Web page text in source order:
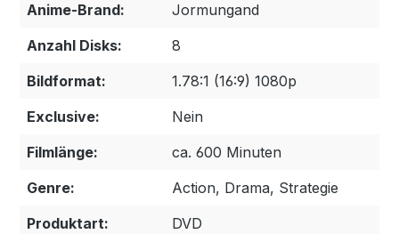
Anime-Brand:
Jormungand
Anzahl Disks:
8
Bildformat:
1.78:1 (16:9) 1080p
Exclusive:
Nein
Filmlänge:
ca. 600 Minuten
Genre:
Action, Drama, Strategie
Produktart:
DVD